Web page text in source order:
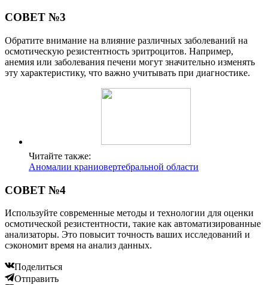
СОВЕТ №3
Обратите внимание на влияние различных заболеваний на
осмотическую резистентность эритроцитов. Например,
анемия или заболевания печени могут значительно изменять
эту характеристику, что важно учитывать при диагностике.
Читайте также:
Аномалии краниовертебральной области
СОВЕТ №4
Используйте современные методы и технологии для оценки
осмотической резистентности, такие как автоматизированные
анализаторы. Это повысит точность ваших исследований и
сэкономит время на анализ данных.
Поделиться
Отправить